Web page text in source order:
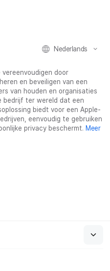
Nederlands
door
en beveiligen van een
van houden en organisaties
bedrijf ter wereld dat een
biedt voor een Apple-
eenvoudig te gebruiken
privacy beschermt. Meer